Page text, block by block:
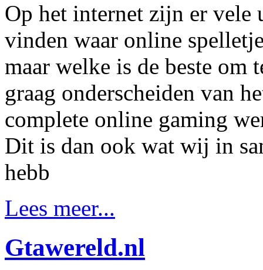
Op het internet zijn er vele
vinden waar online
maar welke is de beste om
graag onderscheiden van
complete online gaming
Dit is dan ook wat wij in
hebb
Lees meer...
Gtawereld.nl